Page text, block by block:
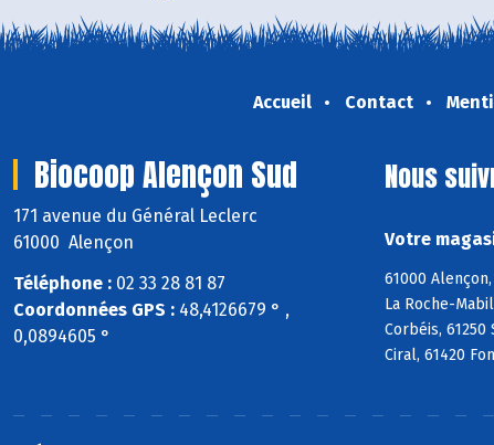
Accueil Contact
Biocoop Alençon Sud
171 avenue du Général Leclerc
61000 Alençon
Téléphone : 02 33 28 81 87
Coordonnées GPS : 48,4126679 ° ,
0,0894605 °
Nous
Votre
61000
La Roche-
Corbéis, 61250
Ciral, 61420